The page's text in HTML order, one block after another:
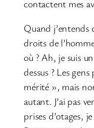
contactent mes
Quand j’entends
droits de
où ? Ah, je suis
dessus ? Les
mérité », mais
autant. J’ai pas
prises d’otages,